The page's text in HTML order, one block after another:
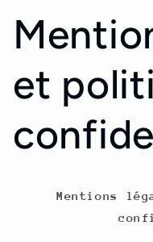
et
Mentions